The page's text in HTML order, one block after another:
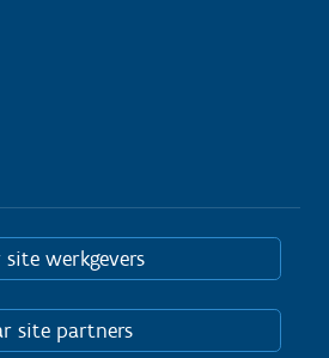
site werkgevers
site partners